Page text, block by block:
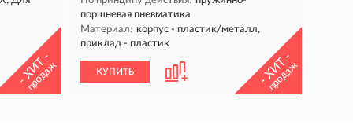
- ХИТ -
продаж
поршневая пневматика
Материал: корпус - пластик/металл,
приклад - пластик
КУПИТЬ - ХИТ -
продаж